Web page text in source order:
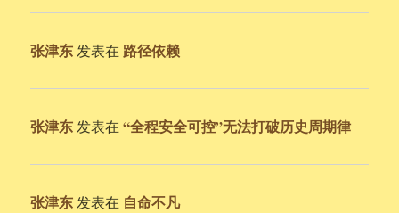
张津东 发表在 路径依赖
张津东 发表在“全程安全可控”无法打破历史周期律
张津东 发表在 自命不凡